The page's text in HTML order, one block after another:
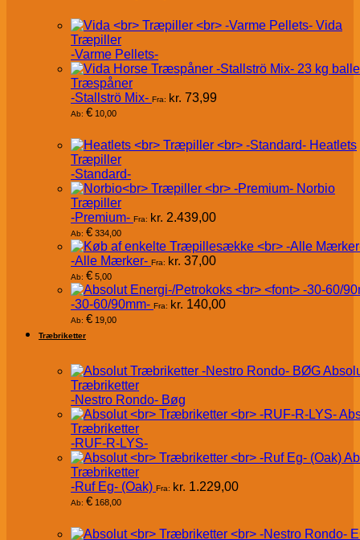
Vida
Træpiller
-Varme Pellets-
Træspåner
-Stallströ Mix- Fra: kr. 73,99
Ab: € 10,00
Heatlets
Træpiller
-Standard-
Norbio
Træpiller
-Premium- Fra: kr. 2.439,00
Ab: € 334,00
-Alle Mærker- Fra: kr. 37,00
Ab: € 5,00
-30-60/90mm- Fra: kr. 140,00
Ab: € 19,00
Træbriketter
Træbriketter
-Nestro Rondo- Bøg
Træbriketter
-RUF-R-LYS-
Træbriketter
-Ruf Eg- (Oak) Fra: kr. 1.229,00
Ab: € 168,00